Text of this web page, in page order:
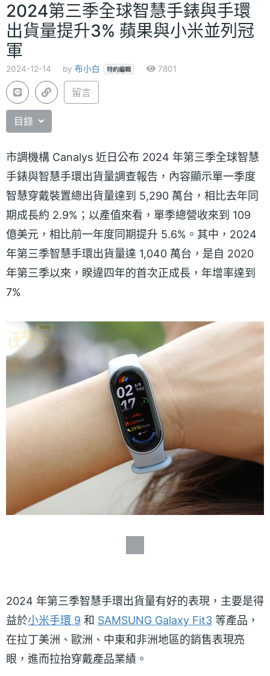
2024第三季全球智慧手錶與手環
出貨量提升3% 蘋果與小米並列冠
軍
2024-12-14 by 布小白 特約編輯 7801
留言
目錄
市調機構 Canalys 近日公布 2024 年第三季全球智慧
手錶與智慧手環出貨量調查報告，內容顯示單一季度
智慧穿戴裝置總出貨量達到 5,290 萬台，相比去年同
期成長約 2.9%；以產值來看，單季總營收來到 109
億美元，相比前一年度同期提升 5.6%。其中，2024
年第三季智慧手環出貨量達 1,040 萬台，是自 2020
年第三季以來，睽違四年的首次正成長，年增率達到
7%
2024 年第三季智慧手環出貨量有好的表現，主要是得
益於小米手環 9 和 SAMSUNG Galaxy Fit3 等產品，
在拉丁美洲、歐洲、中東和非洲地區的銷售表現亮
眼，進而拉抬穿戴產品業績。